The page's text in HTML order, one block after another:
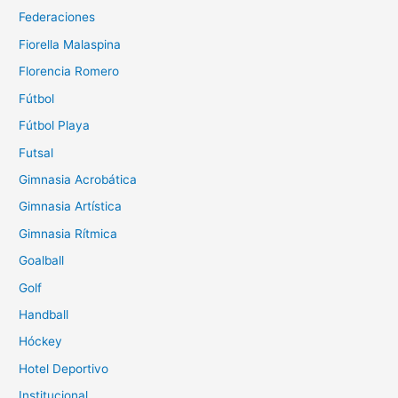
Federaciones
Fiorella Malaspina
Florencia Romero
Fútbol
Fútbol Playa
Futsal
Gimnasia Acrobática
Gimnasia Artística
Gimnasia Rítmica
Goalball
Golf
Handball
Hóckey
Hotel Deportivo